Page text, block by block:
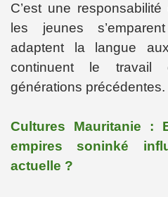
C’est une
les jeunes
adaptent la langue
continuent le travail
générations précédentes.
Cultures Mauritanie :
empires soninké
actuelle ?